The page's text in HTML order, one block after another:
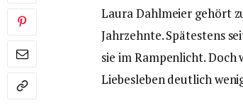
Laura Dahlmeier gehört
Jahrzehnte. Spätestens
sie im Rampenlicht.
Liebesleben deutlich